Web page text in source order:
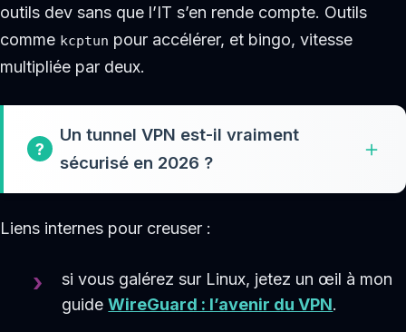
outils dev sans que l’IT s’en rende compte. Outils
comme kcptun pour accélérer, et bingo, vitesse
multipliée par deux.
Un tunnel VPN est-il vraiment
sécurisé en 2026 ?
Liens internes pour creuser :
si vous galérez sur Linux, jetez un œil à mon
guideWireGuard : l’avenir du VPN.